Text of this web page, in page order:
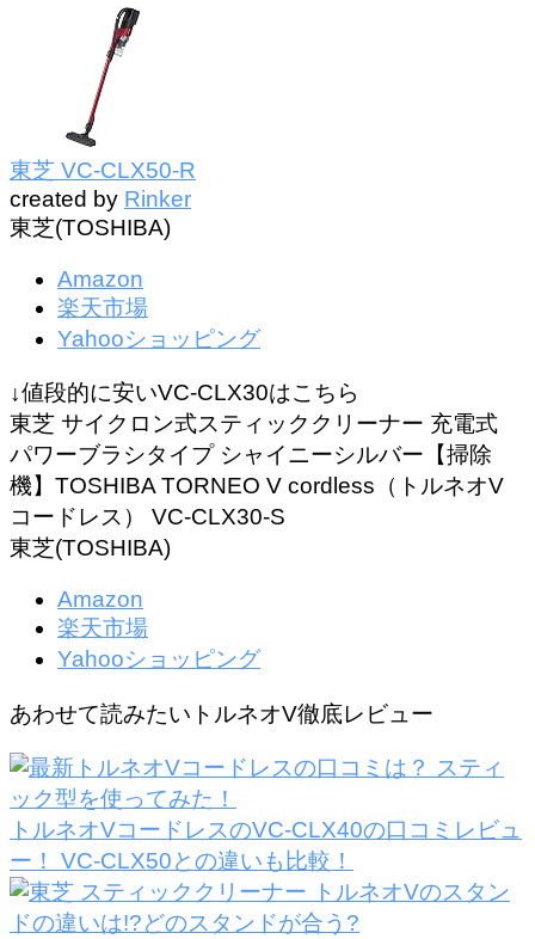
東芝 VC-CLX50-R
created by Rinker
東芝(TOSHIBA)
Amazon
楽天市場
Yahooショッピング
↓値段的に安いVC-CLX30はこちら
東芝 サイクロン式スティッククリーナー 充電式
パワーブラシタイプ シャイニーシルバー【掃除
機】TOSHIBA TORNEO V cordless（トルネオV
コードレス） VC-CLX30-S
東芝(TOSHIBA)
Amazon
楽天市場
Yahooショッピング
あわせて読みたいトルネオV徹底レビュー
トルネオVコードレスのVC-CLX40の口コミレビュ
ー！ VC-CLX50との違いも比較！